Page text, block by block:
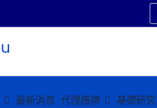
最新消息 代理廠牌 基礎研究